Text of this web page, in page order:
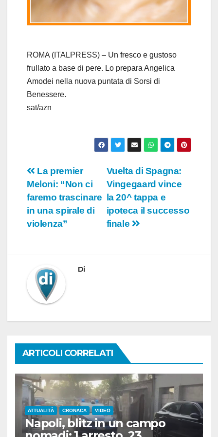
y
V
e
o
ROMA (ITALPRESS) – Un fresco e gustoso
frullato a base di pere. Lo prepara Angelica
Amodei nella nuova puntata di Sorsi di
Benessere.
sat/azn
Navigazione
articoli
Vuelta di Spagna:
Vingegaard vince
la 20^ tappa e
ipoteca il successo
finale
La premier
Meloni: “Non ci
faremo trascinare
in una spirale di
violenza”
Di
ARTICOLI CORRELATI
ATTUALITÀ CRONACA VIDEO
Napoli, blitz in un campo